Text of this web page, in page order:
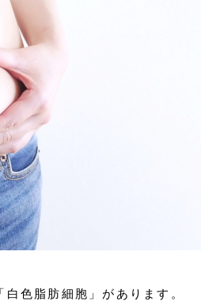
色脂肪細胞」があります。